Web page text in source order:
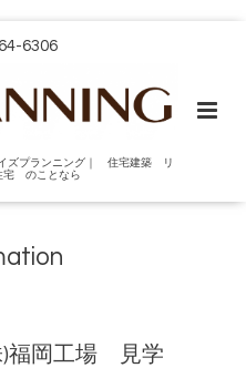
6306
ズプランニング｜ 住宅建築 リ
宅 のことなら
)福岡工場 見学